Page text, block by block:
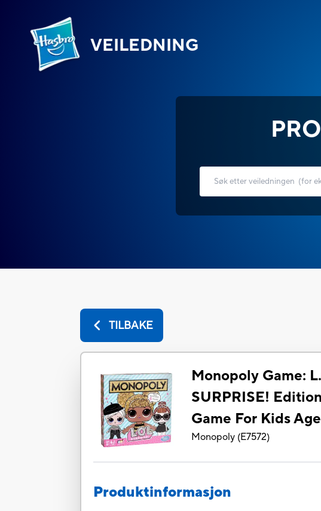
VEILEDNING
TILBAKE
Monopoly Game:
SURPRISE!
Game For Kids
Monopoly (E7572)
Produktinformasjon